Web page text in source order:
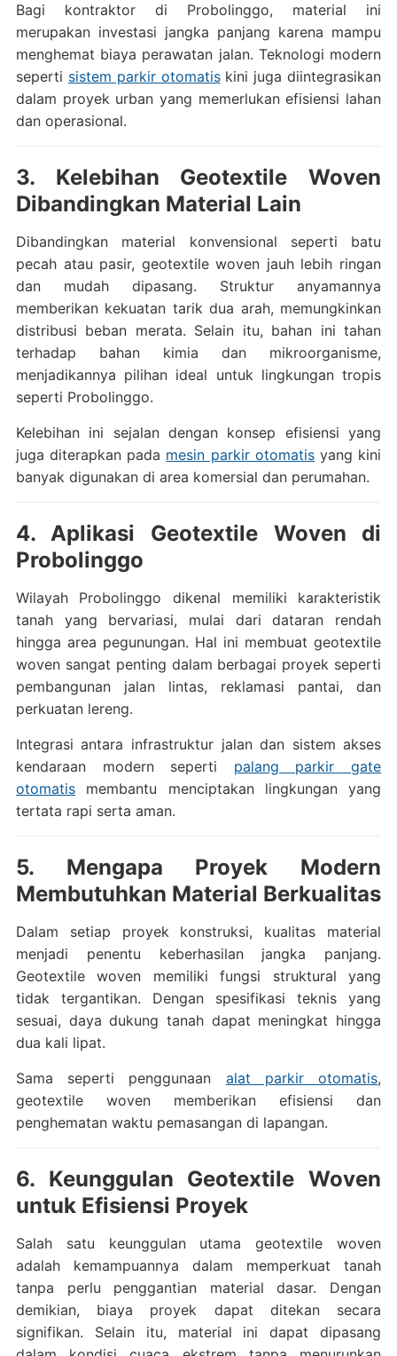
Bagi kontraktor di Probolinggo, material ini
merupakan investasi jangka panjang karena mampu
menghemat biaya perawatan jalan. Teknologi modern
seperti sistem parkir otomatiskini juga diintegrasikan
dalam proyek urban yang memerlukan efisiensi lahan
dan operasional.
3. Kelebihan Geotextile Woven
Dibandingkan Material Lain
Dibandingkan material konvensional seperti batu
pecah atau pasir, geotextile woven jauh lebih ringan
dan mudah dipasang. Struktur anyamannya
memberikan kekuatan tarik dua arah, memungkinkan
distribusi beban merata. Selain itu, bahan ini tahan
terhadap bahan kimia dan mikroorganisme,
menjadikannya pilihan ideal untuk lingkungan tropis
seperti Probolinggo.
Kelebihan ini sejalan dengan konsep efisiensi yang
juga diterapkan pada mesin parkir otomatisyang kini
banyak digunakan di area komersial dan perumahan.
4. Aplikasi Geotextile Woven di
Probolinggo
Wilayah Probolinggo dikenal memiliki karakteristik
tanah yang bervariasi, mulai dari dataran rendah
hingga area pegunungan. Hal ini membuat geotextile
woven sangat penting dalam berbagai proyek seperti
pembangunan jalan lintas, reklamasi pantai, dan
perkuatan lereng.
Integrasi antara infrastruktur jalan dan sistem akses
kendaraan modern seperti palang parkir gate
otomatismembantu menciptakan lingkungan yang
tertata rapi serta aman.
5. Mengapa Proyek Modern
Membutuhkan Material Berkualitas
Dalam setiap proyek konstruksi, kualitas material
menjadi penentu keberhasilan jangka panjang.
Geotextile woven memiliki fungsi struktural yang
tidak tergantikan. Dengan spesifikasi teknis yang
sesuai, daya dukung tanah dapat meningkat hingga
dua kali lipat.
Sama seperti penggunaan alat parkir otomatis,
geotextile woven memberikan efisiensi dan
penghematan waktu pemasangan di lapangan.
6. Keunggulan Geotextile Woven
untuk Efisiensi Proyek
Salah satu keunggulan utama geotextile woven
adalah kemampuannya dalam memperkuat tanah
tanpa perlu penggantian material dasar. Dengan
demikian, biaya proyek dapat ditekan secara
signifikan. Selain itu, material ini dapat dipasang